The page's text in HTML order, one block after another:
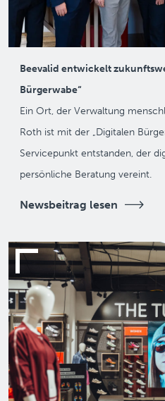
Beevalid entwickelt
Bürgerwabe“
Ein Ort, der Verwaltung
Roth ist mit der „Digitalen
Servicepunkt entstanden, der
persönliche Beratung vereint.
Newsbeitrag lesen